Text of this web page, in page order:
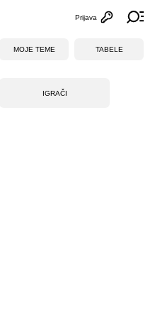
Otvori
Prijava
MOJE TEME TABELE
IGRAČI